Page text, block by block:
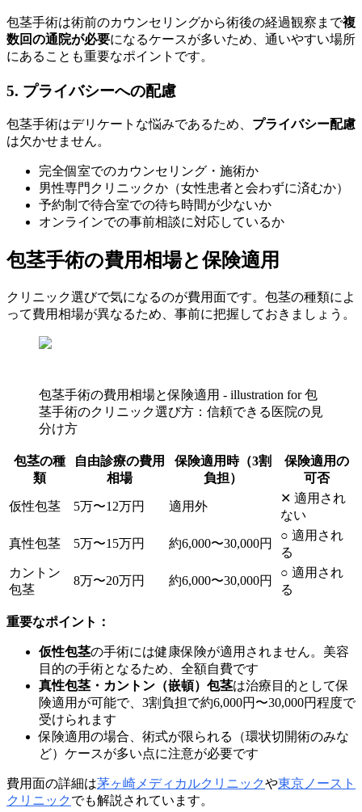
包茎手術は術前のカウンセリングから術後の経過観察まで複
数回の通院が必要になるケースが多いため、通いやすい場所
にあることも重要なポイントです。
5. プライバシーへの配慮
包茎手術はデリケートな悩みであるため、 プライバシー配慮
は欠かせません。
完全個室でのカウンセリング・施術か
男性専門クリニックか（女性患者と会わずに済むか）
予約制で待合室での待ち時間が少ないか
オンラインでの事前相談に対応しているか
包茎手術の費用相場と保険適用
クリニック選びで気になるのが費用面です。包茎の種類によ
って費用相場が異なるため、事前に把握しておきましょう。
包茎手術の費用相場と保険適用 - illustration for 包
茎手術のクリニック選び方：信頼できる医院の見
分け方
包茎の種
類
自由診療の費用
相場
保険適用時（3割
負担）
保険適用の
可否
仮性包茎 5万〜12万円 適用外
✕ 適用され
ない
真性包茎 5万〜15万円 約6,000〜30,000円
○ 適用され
る
カントン
包茎
8万〜20万円 約6,000〜30,000円
○ 適用され
る
重要なポイント：
仮性包茎の手術には健康保険が適用されません。美容
目的の手術となるため、全額自費です
真性包茎・カントン（嵌頓）包茎は治療目的として保
険適用が可能で、3割負担で約6,000円〜30,000円程度で
受けられます
保険適用の場合、術式が限られる（環状切開術のみな
ど）ケースが多い点に注意が必要です
費用面の詳細は茅ヶ崎メディカルクリニックや東京ノースト
クリニック でも解説されています。